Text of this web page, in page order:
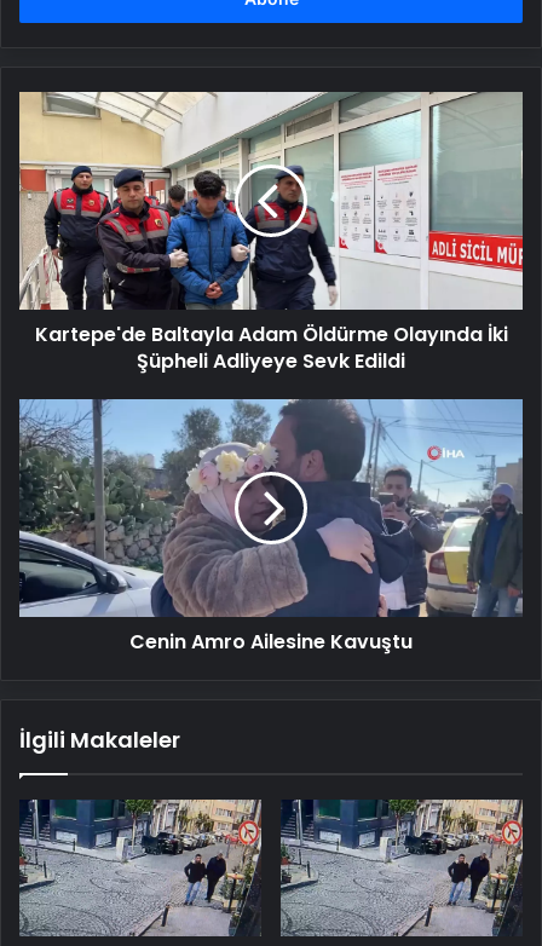
Kartepe'de
Baltayla
Öldürme
Olayında
İki
Şüpheli
Adliyeye
Sevk
Edildi
Kartepe'de Baltayla Adam Öldürme Olayında İki
Şüpheli Adliyeye Sevk Edildi
Cenin
Amro
Ailesine
Kavuştu
Cenin Amro Ailesine Kavuştu
İlgili Makaleler